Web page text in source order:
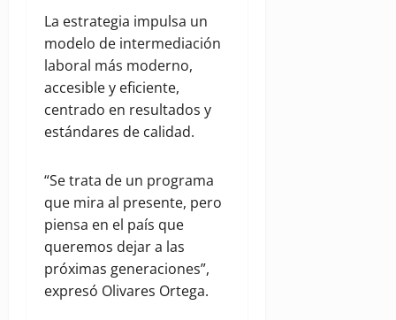
La estrategia impulsa un
modelo de intermediación
laboral más moderno,
accesible y eficiente,
centrado en resultados y
estándares de calidad.
“Se trata de un programa
que mira al presente, pero
piensa en el país que
queremos dejar a las
próximas generaciones”,
expresó Olivares Ortega.